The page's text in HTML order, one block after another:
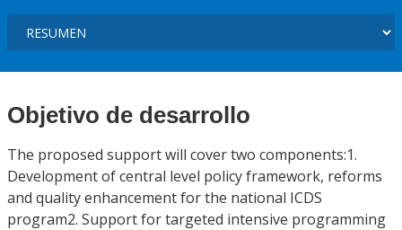
Objetivo de desarrollo
The proposed support will cover two components:1.
Development of central level policy framework, reforms
and quality enhancement for the national ICDS
program2. Support for targeted intensive programming